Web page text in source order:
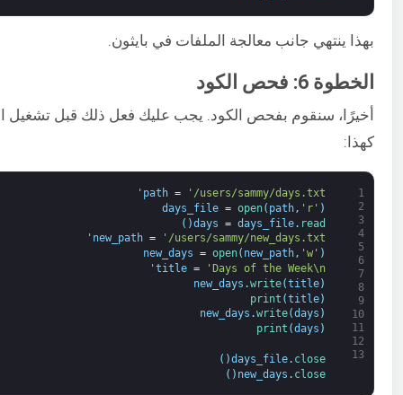
بهذا ينتهي جانب معالجة الملفات في بايثون.
الخطوة 6: فحص الكود
أخيرًا، سنقوم بفحص الكود. يجب عليك فعل ذلك قبل تشغيل
كهذا:
1
2
3
4
5
6
7
8
9
10
11
12
13
path =
'/users/sammy/days.txt'
days_file = open( path, 'r' )
days
= days_file. read
(
)
new_path =
'/users/sammy/new_days.txt'
new_days
= open( new_path, 'w' )
title =
'Days of the Week\n'
new_days .write(title)
print (title)
new_days .write(days )
print (days )
days_file. close
(
)
new_days . close
(
)